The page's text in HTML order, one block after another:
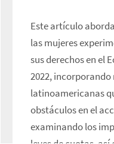
Este artículo
las mujeres
sus derechos en el
2022,
latinoamericanas
obstáculos en el
examinando los